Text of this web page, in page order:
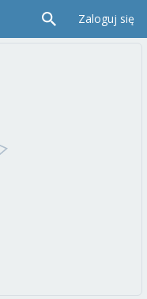
Zaloguj się